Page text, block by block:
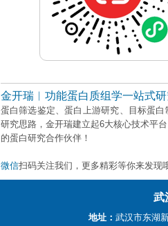
金开瑞︱功能蛋白质组学一站式
蛋白筛选鉴定、蛋白上游研究、目标蛋
研究思路，金开瑞建立起6大核心技术平
的蛋白研究合作伙伴！
微信扫码关注我们，更多精彩等你来发现
武
地址：武汉市东湖